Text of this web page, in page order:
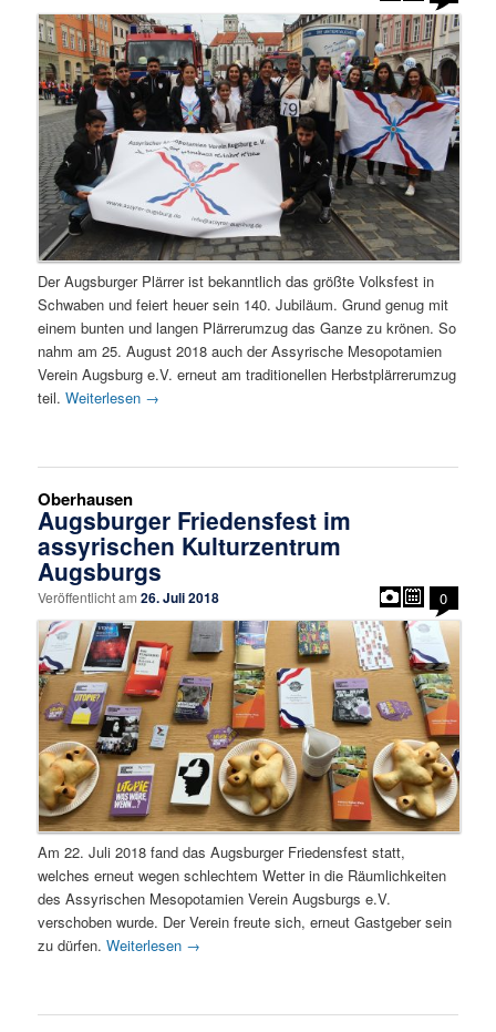
Der Augsburger Plärrer ist bekanntlich das größte Volksfest in
Schwaben und feiert heuer sein 140. Jubiläum. Grund genug mit
einem bunten und langen Plärrerumzug das Ganze zu krönen. So
nahm am 25. August 2018 auch der Assyrische Mesopotamien
Verein Augsburg e.V. erneut am traditionellen Herbstplärrerumzug
teil.Weiterlesen →
Oberhausen
Augsburger Friedensfest im
assyrischen Kulturzentrum
Augsburgs
Veröffentlicht am26. Juli 2018 0
Am 22. Juli 2018 fand das Augsburger Friedensfest statt,
welches erneut wegen schlechtem Wetter in die Räumlichkeiten
des Assyrischen Mesopotamien Verein Augsburgs e.V.
verschoben wurde. Der Verein freute sich, erneut Gastgeber sein
zu dürfen.Weiterlesen →